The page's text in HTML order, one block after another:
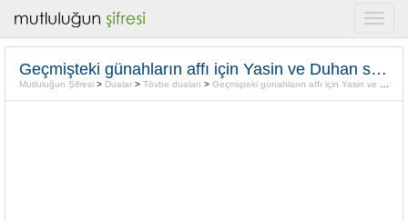
Geçmişteki günahların affı için Yasin ve Duhan süresi
Mutluluğun Şifresi > Dualar > Tövbe duaları > Geçmişteki günahların affı için Yasin ve Duhan süresi